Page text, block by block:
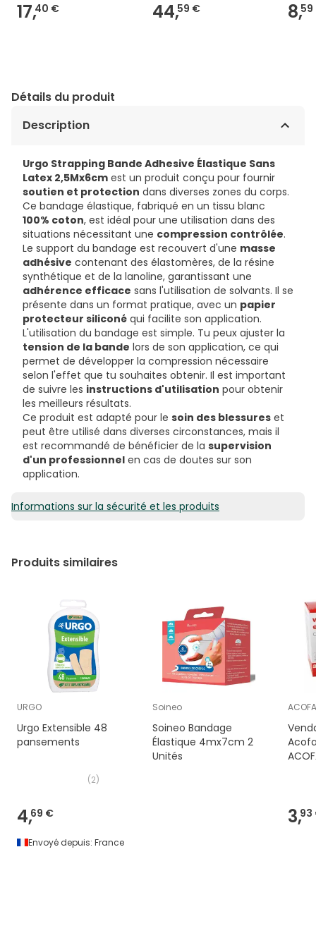
17,40 € 44,59 € 8,
Détails du produit
Description
Urgo Strapping Bande Adhesive Élastique Sans
Latex 2,5Mx6cm est un produit conçu pour fournir
soutien et protection dans diverses zones du corps.
Ce bandage élastique, fabriqué en un tissu blanc
100% coton, est idéal pour une utilisation dans des
situations nécessitant une compression contrôlée.
Le support du bandage est recouvert d'une masse
adhésive contenant des élastomères, de la résine
synthétique et de la lanoline, garantissant une
adhérence efficace sans l'utilisation de solvants. Il se
présente dans un format pratique, avec un papier
protecteur siliconé qui facilite son application.
L'utilisation du bandage est simple. Tu peux ajuster la
tension de la bande lors de son application, ce qui
permet de développer la compression nécessaire
selon l'effet que tu souhaites obtenir. Il est important
de suivre les instructions d'utilisation pour obtenir
les meilleurs résultats.
Ce produit est adapté pour le soin des blessures et
peut être utilisé dans diverses circonstances, mais il
est recommandé de bénéficier de la supervision
d'un professionnel en cas de doutes sur son
application.
Informations sur la sécurité et les produits
Produits similaires
URGO
Urgo Extensible 48
pansements
(2)
4,69 €
Envoyé depuis: France
Soineo
Soineo Bandage
Élastique 4mx7cm 2
Unités
3,93